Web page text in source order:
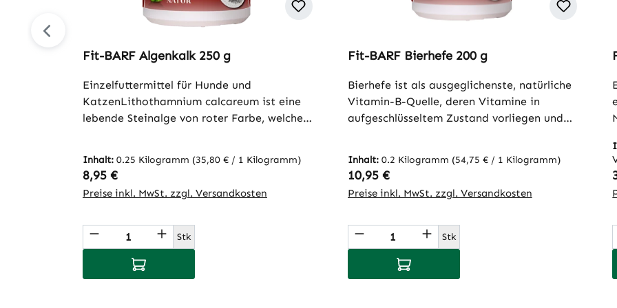
Fit-BARF Algenkalk 250 g
Einzelfuttermittel für Hunde und
KatzenLithothamnium calcareum ist eine
lebende Steinalge von roter Farbe, welche
hohen Anteil an Spurenelementen und
Kalzium. Dadurch ist sie ideal geeignet, um
den individuellen Kalziumbedarf zu decken
Phosphorüberschuss
auszugleichen.Fütterungsempfehlung: Um
den Phosphorüberschuss im Frischfleisch zu
neutralisieren, wird folgende Menge pro
Inhalt: 0.25 Kilogramm (35,80 € / 1 Kilogramm)
Regulärer Preis:
8,95 €
Preise inkl. MwSt. zzgl. Versandkosten
Produkt Anzahl: Gib den gewünschten Wert ein oder benutze die
Stk
In den Warenkorb
Fit-BARF Bierhefe 200 g
Bierhefe ist als ausgeglichenste, natürliche
Vitamin-B-Quelle, deren Vitamine in
aufgeschlüsseltem Zustand vorliegen und
Ernährung. Zudem besitzt Bierhefe einen
positiven Effekt auf die Darmflora. Ihr
Gehalt an Phosphor, Kalium, Magnesium,
sowie den Spurenelementen Kobalt,
Molybdän, Chrom und Selen liefern einen
wichtigen Beitrag zur bedarfsgerechten
Ernährung.
Inhalt: 0.2 Kilogramm (54,75 € / 1 Kilogramm)
Regulärer Preis:
10,95 €
Preise inkl. MwSt. zzgl. Versandkosten
Produkt Anzahl: Gib den
Stk
In den Warenkorb